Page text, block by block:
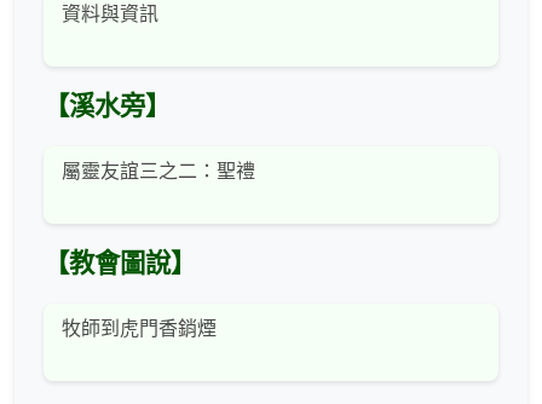
資料與資訊
【溪水旁】
屬靈友誼三之二：聖禮
【教會圖說】
牧師到虎門香銷煙